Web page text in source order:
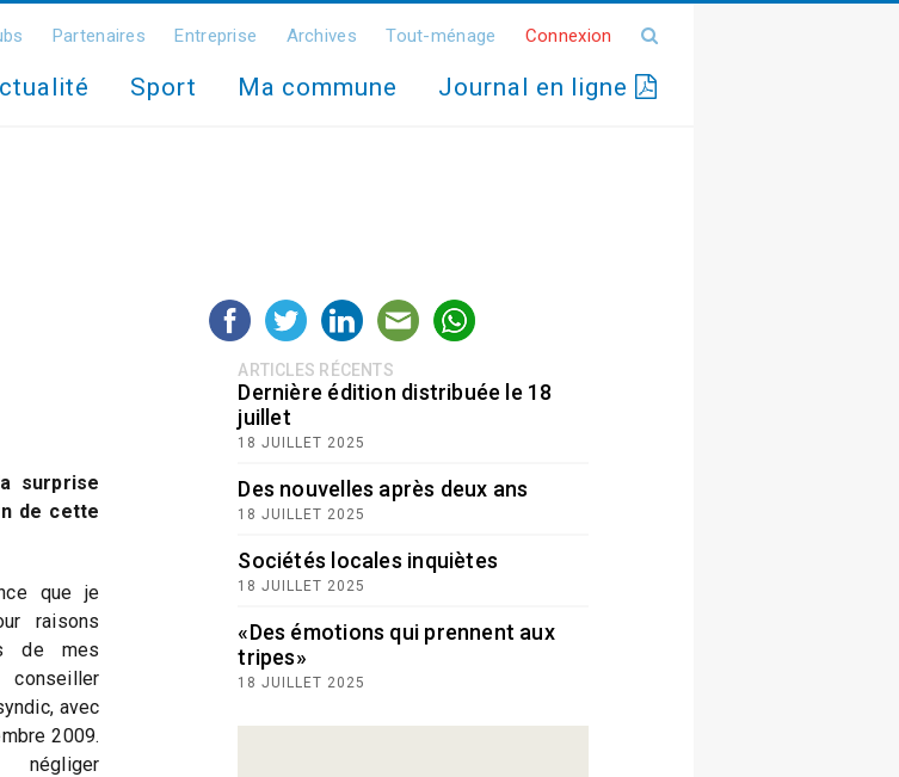
Partenaires Entreprise Archives Tout-ménage Connexion
Sport Ma commune Journal en ligne
surprise
de cette
que je
raisons
de mes
avec
2009.
négliger
ARTICLES RÉCENTS
Dernière édition distribuée le 18
juillet
18 JUILLET 2025
Des nouvelles après deux ans
18 JUILLET 2025
Sociétés locales inquiètes
18 JUILLET 2025
«Des émotions qui prennent aux
tripes»
18 JUILLET 2025